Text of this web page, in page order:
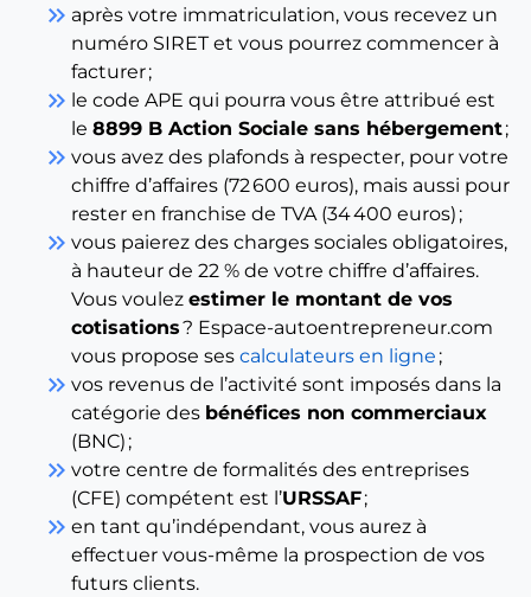
keyboard_double_arrow_right après votre immatriculation, vous recevez un
numéro SIRET et vous pourrez commencer à
facturer ;
keyboard_double_arrow_right le code APE qui pourra vous être attribué est
le 8899 B Action Sociale sans hébergement;
keyboard_double_arrow_right vous avez des plafonds à respecter, pour votre
chiffre d’affaires (72 600 euros), mais aussi pour
rester en franchise de TVA (34 400 euros) ;
keyboard_double_arrow_right vous paierez des charges sociales obligatoires,
à hauteur de 22 % de votre chiffre d’affaires.
Vous voulez estimer le montant de vos
cotisations? Espace-autoentrepreneur.com
vous propose ses calculateurs en ligne ;
keyboard_double_arrow_right vos revenus de l’activité sont imposés dans la
catégorie des bénéfices non commerciaux
(BNC) ;
keyboard_double_arrow_right votre centre de formalités des entreprises
(CFE) compétent est l’URSSAF;
keyboard_double_arrow_right en tant qu’indépendant, vous aurez à
effectuer vous-même la prospection de vos
futurs clients.